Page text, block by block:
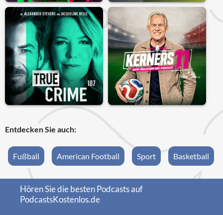
Entdecken Sie auch:
Fußball American Football Sport Basketball
Hören Sie die besten Podcasts auf
PodcastsKostenlos.de